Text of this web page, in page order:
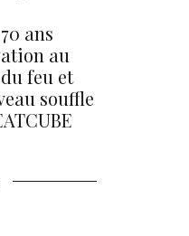
ans
au
feu et
souffle